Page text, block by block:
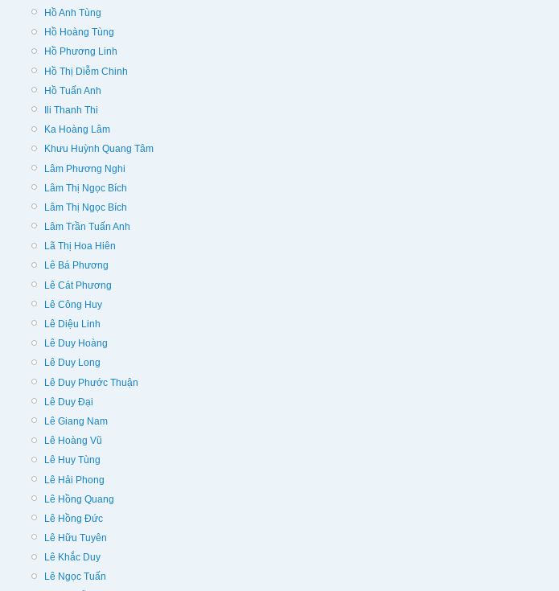
Hồ Anh Tùng
Hồ Hoàng Tùng
Hồ Phương Linh
Hồ Thị Diễm Chinh
Hồ Tuấn Anh
Ili Thanh Thi
Ka Hoàng Lâm
Khưu Huỳnh Quang Tâm
Lâm Phương Nghi
Lâm Thị Ngọc Bích
Lâm Thị Ngọc Bích
Lâm Trần Tuấn Anh
Lã Thị Hoa Hiên
Lê Bá Phương
Lê Cát Phương
Lê Công Huy
Lê Diệu Linh
Lê Duy Hoàng
Lê Duy Long
Lê Duy Phước Thuận
Lê Duy Đại
Lê Giang Nam
Lê Hoàng Vũ
Lê Huy Tùng
Lê Hải Phong
Lê Hồng Quang
Lê Hồng Đức
Lê Hữu Tuyên
Lê Khắc Duy
Lê Ngọc Tuấn